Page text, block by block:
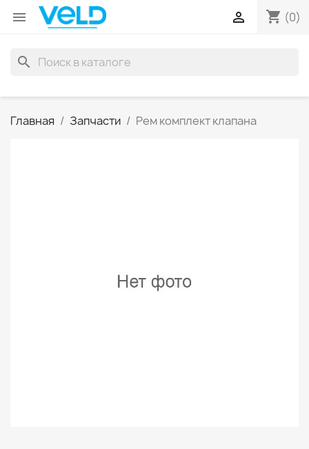
 shopping_cart (0)

search
Главная Запчасти Рем комплект клапана